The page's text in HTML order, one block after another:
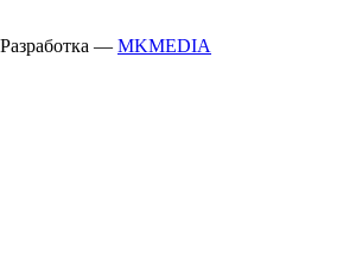
Разработка — MKMEDIA